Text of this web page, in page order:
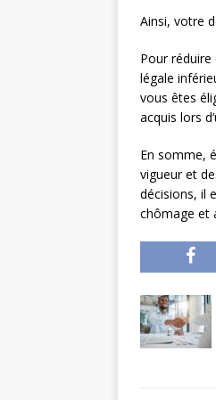
Ainsi, votre
Pour
légale
vous êtes
acquis lors
En somme,
vigueur et
décisions, il
chômage et